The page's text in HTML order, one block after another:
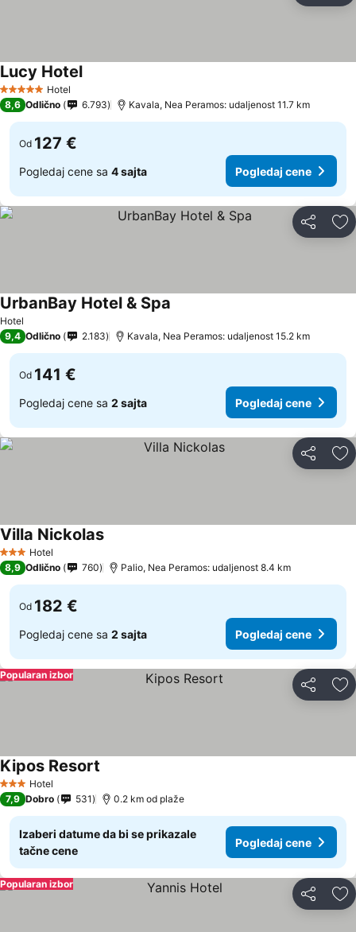
5 ZvezdiceHotel
Lucy HotelPogledaj cene
8,6 Odlično 6.793 Kavala, Nea Peramos: udaljenost 11.7 km
Od 127 €
Pogledaj cene sa 4 sajta Pogledaj cene
Deli
Hotel
UrbanBay Hotel & Spa
9,4 Odlično 2.183 Kavala, Nea Peramos: udaljenost 15.2 km
Od 141 €
Pogledaj cene sa 2 sajta Pogledaj cene
Deli
3 Zvezdice
Hotel
Villa NickolasPogledaj cene
8,9 Odlično 760 Palio, Nea Peramos: udaljenost 8.4 km
Od 182 €
Pogledaj cene sa 2 sajta Pogledaj cene
Deli
Popularan izbor
3 Zvezdice
Hotel
Kipos Resort
7,9 Dobro 531 0.2 km od plaže
Izaberi datume da bi se prikazale
tačne cene
Pogledaj cene
Deli
Popularan izbor